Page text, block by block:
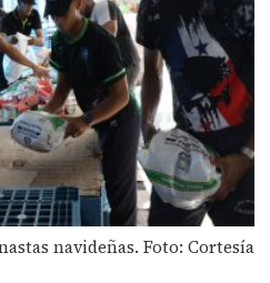
navideñas. Foto: Cortesía